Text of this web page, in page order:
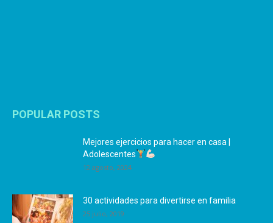
POPULAR POSTS
Mejores ejercicios para hacer en casa |
Adolescentes
12 agosto, 2024
30 actividades para divertirse en familia
25 julio, 2019